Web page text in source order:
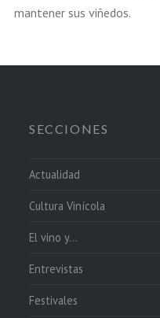
mantener sus viñedos.
SECCIONES
Actualidad
Cultura Vinícola
El vino y…
Entrevistas
Festivales